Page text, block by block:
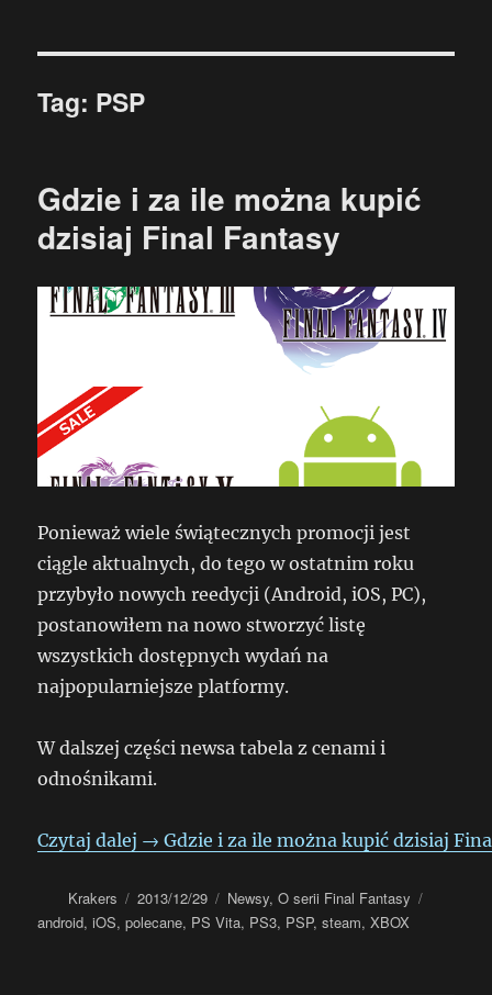
Tag: PSP
Gdzie i za ile można kupić
dzisiaj Final Fantasy
Ponieważ wiele świątecznych promocji jest
ciągle aktualnych, do tego w ostatnim roku
przybyło nowych reedycji (Android, iOS, PC),
postanowiłem na nowo stworzyć listę
wszystkich dostępnych wydań na
najpopularniejsze platformy.
W dalszej części newsa tabela z cenami i
odnośnikami.
Czytaj dalej → Gdzie i za ile można kupić dzisiaj
Autor
Krakers
Data
publikacji
2013/12/29 Kategorie
Newsy,O serii Final Fantasy
android,iOS,polecane, PS Vita, PS3, PSP,steam,XBOX